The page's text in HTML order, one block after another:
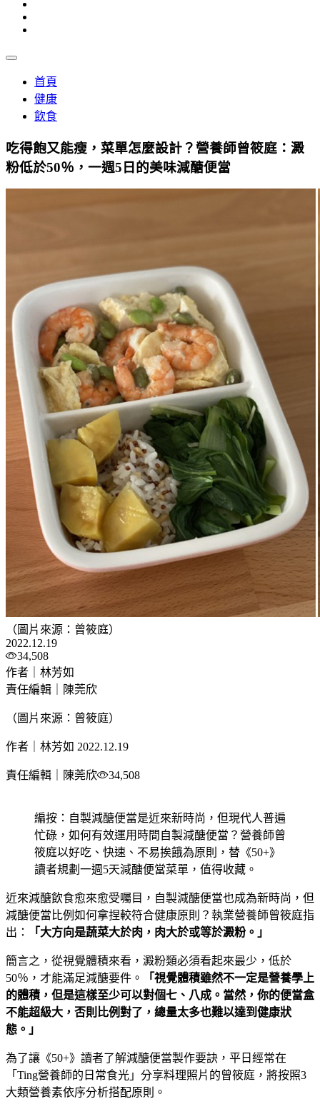
首頁
健康
飲食
吃得飽又能瘦，菜單怎麼設計？營養師曾筱庭：澱
粉低於50％，一週5日的美味減醣便當
（圖片來源：曾筱庭）
2022.12.19
34,508
作者｜林芳如
責任編輯｜陳莞欣
（圖片來源：曾筱庭）
作者｜林芳如 2022.12.19
責任編輯｜陳莞欣 34,508
編按：自製減醣便當是近來新時尚，但現代人普遍
忙碌，如何有效運用時間自製減醣便當？營養師曾
筱庭以好吃、快速、不易挨餓為原則，替《50+》
讀者規劃一週5天減醣便當菜單，值得收藏。
近來減醣飲食愈來愈受囑目，自製減醣便當也成為新時尚，但
減醣便當比例如何拿捏較符合健康原則？執業營養師曾筱庭指
出：
「大方向是蔬菜大於肉，肉大於或等於澱粉。」
簡言之，從視覺體積來看，澱粉類必須看起來最少，低於
50％，才能滿足減醣要件。
「視覺體積雖然不一定是營養學上
的體積，但是這樣至少可以對個七、八成。當然，你的便當盒
不能超級大，否則比例對了，總量太多也難以達到健康狀
態。」
為了讓《50+》讀者了解減醣便當製作要訣，平日經常在
「Ting營養師的日常食光」分享料理照片的曾筱庭，將按照3
大類營養素依序分析搭配原則。